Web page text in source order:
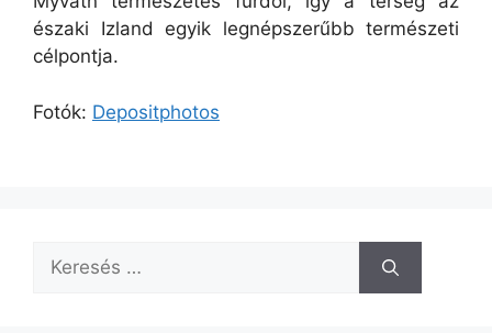
északi Izland egyik legnépszerűbb természeti
célpontja.
Fotók: Depositphotos
Keresés: